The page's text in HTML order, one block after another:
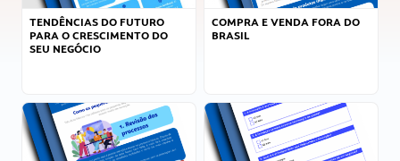
TENDÊNCIAS DO FUTURO
PARA O CRESCIMENTO DO
SEU NEGÓCIO
COMPRA E VENDA FORA DO
BRASIL